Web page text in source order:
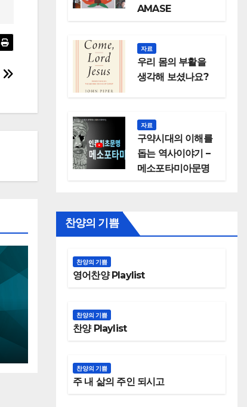
AMASE
자료
우리 몸의 부활을
생각해 보셨나요?
자료
구약시대의 이해를
돕는 역사이야기 –
메소포타미아문명
찬양의 기쁨
찬양의 기쁨
영어찬양 Playlist
찬양의 기쁨
찬양 Playlist
찬양의 기쁨
주 내 삶의 주인 되시고